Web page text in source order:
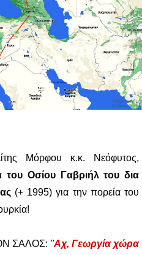
Μόρφου κ.κ. Νεόφυτος,
του Οσίου Γαβριήλ του δια
(+ 1995) για την πορεία του
ΣΑΛΟΣ: "Αχ, Γεωργία χώρα